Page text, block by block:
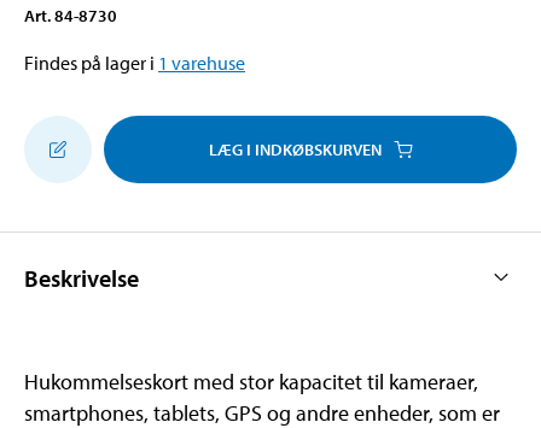
Art.84-8730
Findes på lager i 1 varehuse
LÆG I INDKØBSKURVEN
Beskrivelse
Hukommelseskort med stor kapacitet til kameraer,
smartphones, tablets, GPS og andre enheder, som er